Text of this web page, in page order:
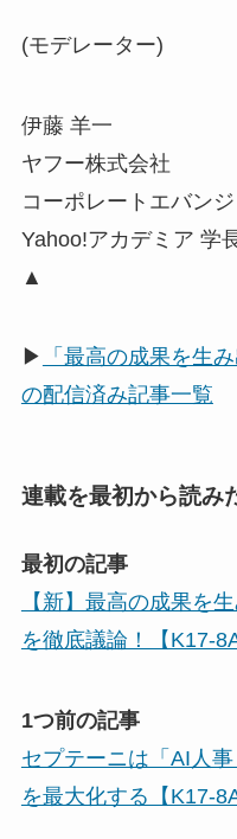
(モデレーター)
伊藤 羊一
ヤフー株式会社
コーポレートエバン
Yahoo!アカデミア 学
▲
▶
「最高の成果を生
の配信済み記事一覧
連載を最初から読み
最初の記事
【新】最高の成果を
を徹底議論！【K17-8A
1つ前の記事
セプテーニは「AI人
を最大化する【K17-8A